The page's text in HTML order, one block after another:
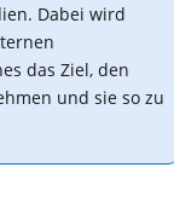
Dabei wird
das Ziel, den
und sie so zu